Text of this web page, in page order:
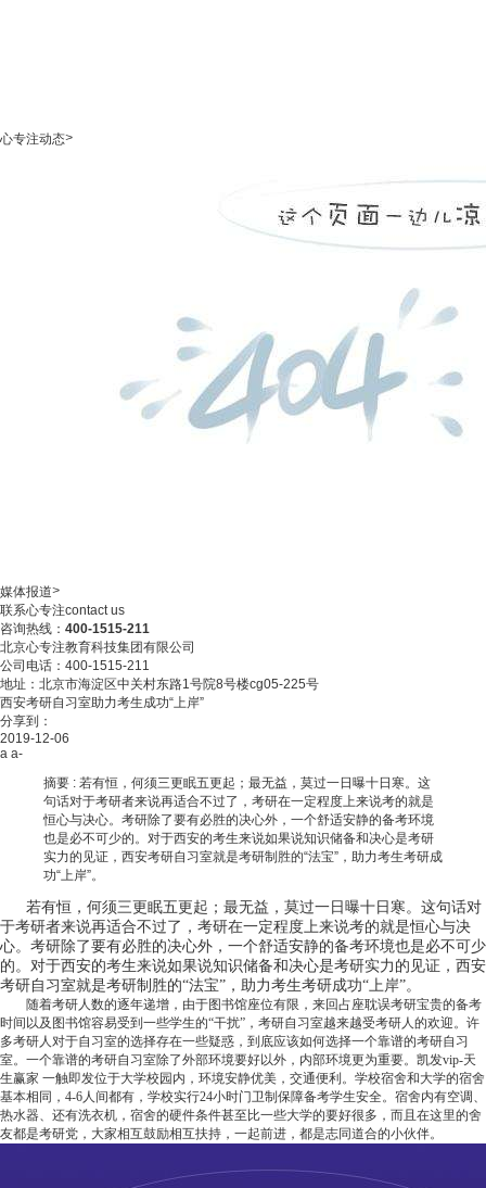
心专注动态>
媒体报道>
联系心专注contact us
咨询热线： 400-1515-211
北京心专注教育科技集团有限公司
公司电话：400-1515-211
地址：北京市海淀区中关村东路1号院8号楼cg05-225号
西安考研自习室助力考生成功“上岸”
分享到：
2019-12-06
a a-
摘要 : 若有恒，何须三更眠五更起；最无益，莫过一日曝十日寒。这
句话对于考研者来说再适合不过了，考研在一定程度上来说考的就是
恒心与决心。考研除了要有必胜的决心外，一个舒适安静的备考环境
也是必不可少的。对于西安的考生来说如果说知识储备和决心是考研
实力的见证，西安考研自习室就是考研制胜的“法宝”，助力考生考研成
功“上岸”。
若有恒，何须三更眠五更起；最无益，莫过一日曝十日寒。这句话对
于考研者来说再适合不过了，考研在一定程度上来说考的就是恒心与决
心。考研除了要有必胜的决心外，一个舒适安静的备考环境也是必不可少
的。对于西安的考生来说如果说知识储备和决心是考研实力的见证，西安
考研自习室就是考研制胜的“法宝”，助力考生考研成功“上岸”。
随着考研人数的逐年递增，由于图书馆座位有限，来回占座耽误考研宝贵的备考
时间以及图书馆容易受到一些学生的“干扰”，考研自习室越来越受考研人的欢迎。许
多考研人对于自习室的选择存在一些疑惑，到底应该如何选择一个靠谱的考研自习
室。一个靠谱的考研自习室除了外部环境要好以外，内部环境更为重要。 凯发vip-天
生赢家 一触即发位于大学校园内，环境安静优美，交通便利。学校宿舍和大学的宿舍
基本相同，4-6人间都有，学校实行24小时门卫制保障备考学生安全。宿舍内有空调、
热水器、还有洗衣机，宿舍的硬件条件甚至比一些大学的要好很多，而且在这里的舍
友都是考研党，大家相互鼓励相互扶持，一起前进，都是志同道合的小伙伴。